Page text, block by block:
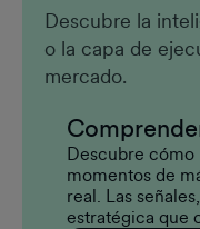
Descubre la
o la capa de
mercado.
Descubre
momentos de
real. Las
estratégica que